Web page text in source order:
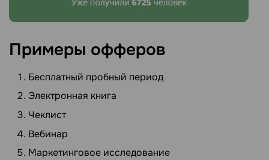
Примеры офферов
Бесплатный пробный период
Электронная книга
Чеклист
Вебинар
Маркетинговое исследование